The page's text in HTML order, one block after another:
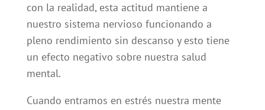
con la realidad, esta actitud mantiene a
nuestro sistema nervioso funcionando a
pleno rendimiento sin descanso y esto tiene
un efecto negativo sobre nuestra salud
mental.
Cuando entramos en estrés nuestra mente